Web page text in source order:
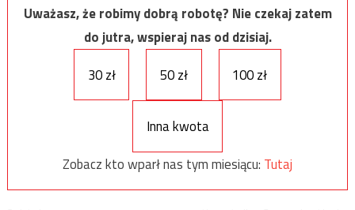
Uważasz, że robimy dobrą robotę? Nie czekaj zatem
do jutra, wspieraj nas od dzisiaj.
30 zł
50 zł 100 zł
Inna kwota
Zobacz kto wparł nas tym miesiącu: Tutaj